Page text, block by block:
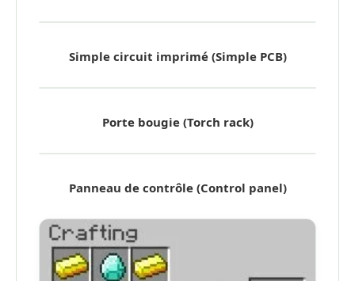
Simple circuit imprimé (Simple PCB)
Porte bougie (Torch rack)
Panneau de contrôle (Control panel)